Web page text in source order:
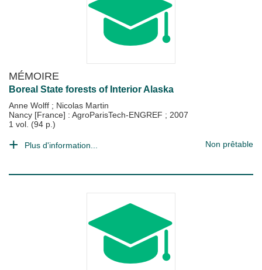
MÉMOIRE
Boreal State forests of Interior Alaska
Anne Wolff ; Nicolas Martin
Nancy [France] : AgroParisTech-ENGREF ; 2007
1 vol. (94 p.)
Plus d'information... Non prêtable